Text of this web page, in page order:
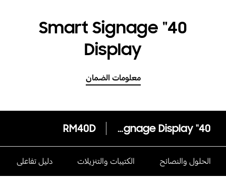
40" Smart Signage
Display
معلومات الضمان
40" Smart Signage Display
RM40D
الحلول والنصائح الكتيبات والتنزيلات دليل تفاعلى